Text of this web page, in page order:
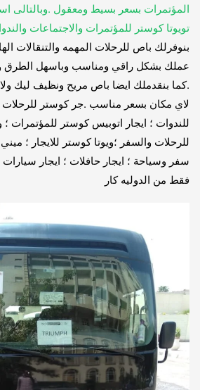
المؤتمرات بسعر بسيط ومعقول .وبالتالى
تويوتا كوستر للمؤتمرات والاجتماعات
بنوفرلك باص للرحلات المهمه والتنقالات
عملك بشكل راقي ومناسب وباسهل الطرق
.كما بنقدملك ايضا باص مريح ونظيف ليك
لاي مكان بسعر مناسب .جر كوستر للرحلات
للندوات ؛ ايجار اتوبيس كوستر للمؤتمرات ؛
للرحلات والسفر ؛ويوتا كوستر للايجار ؛
سفر وسياحة ؛ ايجار حافلات ؛ ايجار
فقط من الدوليه كار